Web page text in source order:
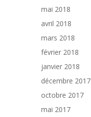
mai 2018
avril 2018
mars 2018
février 2018
janvier 2018
décembre 2017
octobre 2017
mai 2017